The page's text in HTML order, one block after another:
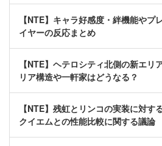
【NTE】キャラ好感度・絆機能やプ
イヤーの反応まとめ
【NTE】ヘテロシティ北側の新エリ
リア構造や一軒家はどうなる？
【NTE】残虹とリンコの実装に対す
クイエムとの性能比較に関する議論